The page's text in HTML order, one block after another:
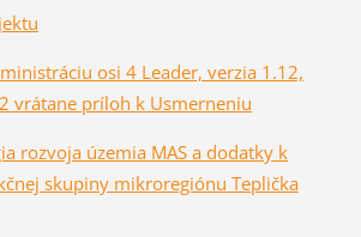
osi 4 Leader, verzia 1.12,
vrátane príloh k Usmerneniu
rozvoja územia MAS a dodatky k
skupiny mikroregiónu Teplička